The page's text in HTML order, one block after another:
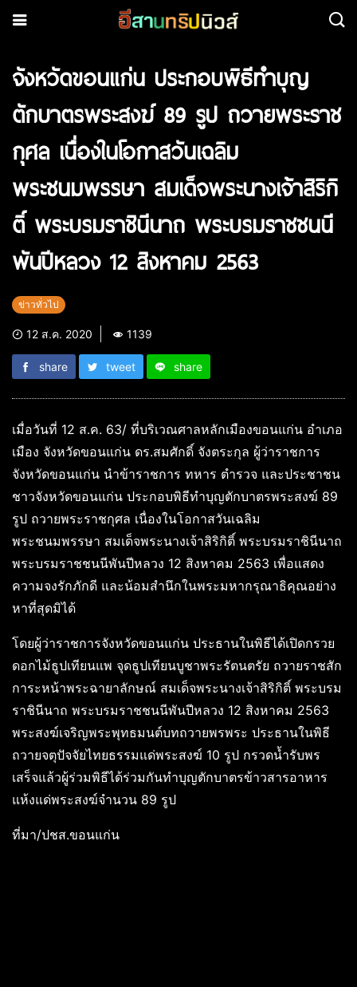
จังหวัดขอนแก่น ประกอบพิธีทำบุญ
ตักบาตรพระสงฆ์ 89 รูป ถวายพระราช
กุศล เนื่องในโอกาสวันเฉลิม
พระชนมพรรษา สมเด็จพระนางเจ้าสิริกิ
ติ์ พระบรมราชินีนาถ พระบรมราชชนนี
พันปีหลวง 12 สิงหาคม 2563
ข่าวทั่วไป
12 ส.ค. 2020 1139
share tweet share
เมื่อวันที่ 12 ส.ค. 63/ ที่บริเวณศาลหลักเมืองขอนแก่น อำเภอ
เมือง จังหวัดขอนแก่น ดร.สมศักดิ์ จังตระกุล ผู้ว่าราชการ
จังหวัดขอนแก่น นำข้าราชการ ทหาร ตำรวจ และประชาชน
ชาวจังหวัดขอนแก่น ประกอบพิธีทำบุญตักบาตรพระสงฆ์ 89
รูป ถวายพระราชกุศล เนื่องในโอกาสวันเฉลิม
พระชนมพรรษา สมเด็จพระนางเจ้าสิริกิติ์ พระบรมราชินีนาถ
พระบรมราชชนนีพันปีหลวง 12 สิงหาคม 2563 เพื่อแสดง
ความจงรักภักดี และน้อมสำนึกในพระมหากรุณาธิคุณอย่าง
หาที่สุดมิได้
โดยผู้ว่าราชการจังหวัดขอนแก่น ประธานในพิธีได้เปิดกรวย
ดอกไม้ธูปเทียนแพ จุดธูปเทียนบูชาพระรัตนตรัย ถวายราชสัก
การะหน้าพระฉายาลักษณ์ สมเด็จพระนางเจ้าสิริกิติ์ พระบรม
ราชินีนาถ พระบรมราชชนนีพันปีหลวง 12 สิงหาคม 2563
พระสงฆ์เจริญพระพุทธมนต์บทถวายพรพระ ประธานในพิธี
ถวายจตุปัจจัยไทยธรรมแด่พระสงฆ์ 10 รูป กรวดน้ำรับพร
เสร็จแล้วผู้ร่วมพิธีได้ร่วมกันทำบุญตักบาตรข้าวสารอาหาร
แห้งแด่พระสงฆ์จำนวน 89 รูป
ที่มา/ปชส.ขอนแก่น